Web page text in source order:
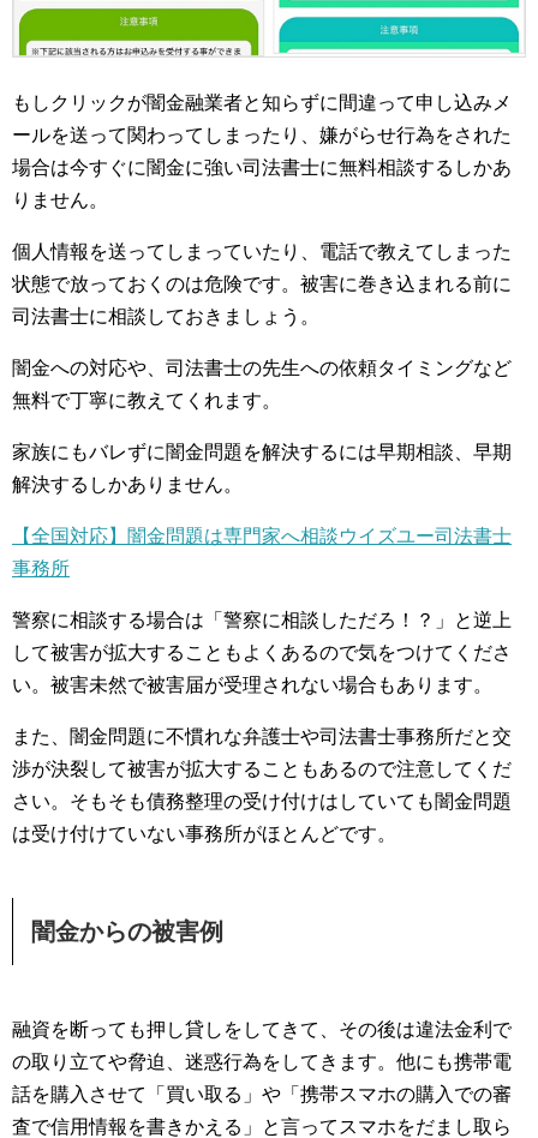
もしクリックが闇金融業者と知らずに間違って申し込みメ
ールを送って関わってしまったり、嫌がらせ行為をされた
場合は今すぐに闇金に強い司法書士に無料相談するしかあ
りません。
個人情報を送ってしまっていたり、電話で教えてしまった
状態で放っておくのは危険です。被害に巻き込まれる前に
司法書士に相談しておきましょう。
闇金への対応や、司法書士の先生への依頼タイミングなど
無料で丁寧に教えてくれます。
家族にもバレずに闇金問題を解決するには早期相談、早期
解決するしかありません。
【全国対応】闇金問題は専門家へ相談ウイズユー司法書士
事務所
警察に相談する場合は「警察に相談しただろ！？」と逆上
して被害が拡大することもよくあるので気をつけてくださ
い。被害未然で被害届が受理されない場合もあります。
また、闇金問題に不慣れな弁護士や司法書士事務所だと交
渉が決裂して被害が拡大することもあるので注意してくだ
さい。そもそも債務整理の受け付けはしていても闇金問題
は受け付けていない事務所がほとんどです。
闇金からの被害例
融資を断っても押し貸しをしてきて、その後は違法金利で
の取り立てや脅迫、迷惑行為をしてきます。他にも携帯電
話を購入させて「買い取る」や「携帯スマホの購入での審
査で信用情報を書きかえる」と言ってスマホをだまし取ら